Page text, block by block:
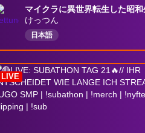
けっつん
日本語
LIVE